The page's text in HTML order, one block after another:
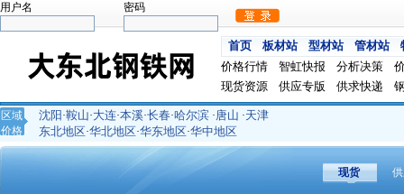
用户名 密码
首页 板材站 型材站 管材站
价格行情
智虹快报 分析决策
现货资源
供应专版 供求快递
区域
价格
沈阳 ·鞍山·大连·本溪·长春·哈尔滨 ·唐山 ·天津
东北地区·华北地区·华东地区·华中地区
现货